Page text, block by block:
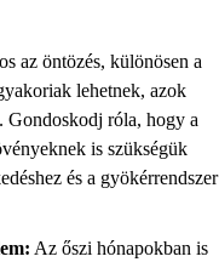
az öntözés, különösen a
lehetnek, azok
Gondoskodj róla, hogy a
is szükségük
és a gyökérrendszer
Az őszi hónapokban is